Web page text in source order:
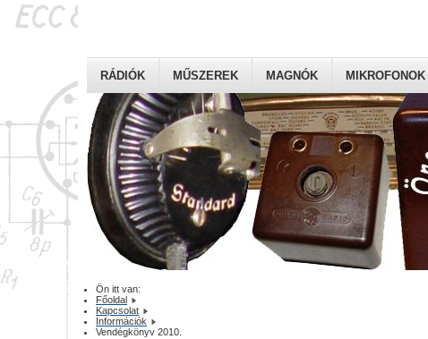
RÁDIÓK MŰSZEREK MAGNÓK MIKROFONOK
Ön itt van:
Főoldal
Kapcsolat
Információk
Vendégkönyv 2010.